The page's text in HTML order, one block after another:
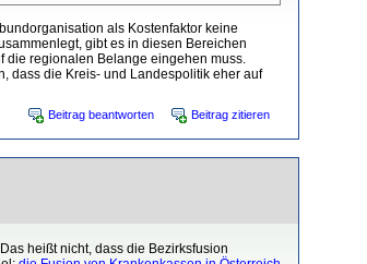
als Kostenfaktor keine
gibt es in diesen Bereichen
regionalen Belange eingehen muss.
dass die Kreis- und Landespolitik eher auf
Beitrag beantworten Beitrag zitieren
heißt nicht, dass die Bezirksfusion